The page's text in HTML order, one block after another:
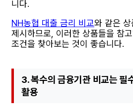
니다.
NH농협 대출 금리 비교와 같은
제시하므로, 이러한 상품들을 참
조건을 찾아보는 것이 좋습니다.
3. 복수의 금융기관 비교는 필
활용